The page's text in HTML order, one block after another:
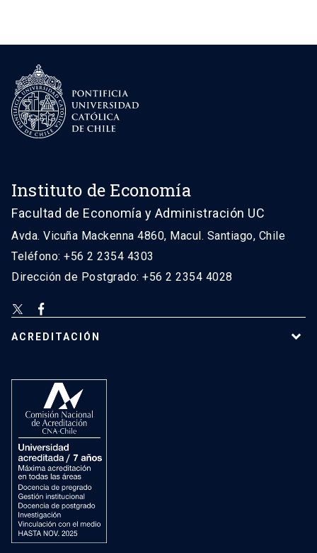
Instituto de Economía
Facultad de Economía y Administración UC
Avda. Vicuña Mackenna 4860, Macul. Santiago, Chile
Teléfono: +56 2 2354 4303
Dirección de Postgrado: +56 2 2354 4028
ACREDITACIÓN